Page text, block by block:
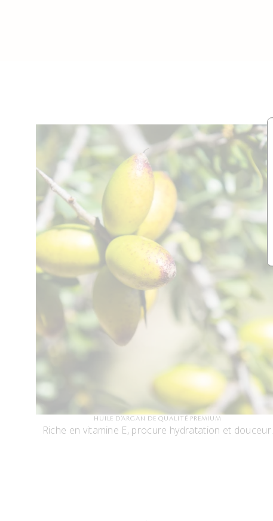
HUILE D’ARGAN DE QUALITÉ PREMIUM
Riche en vitamine E, procure hydratation et douceur.